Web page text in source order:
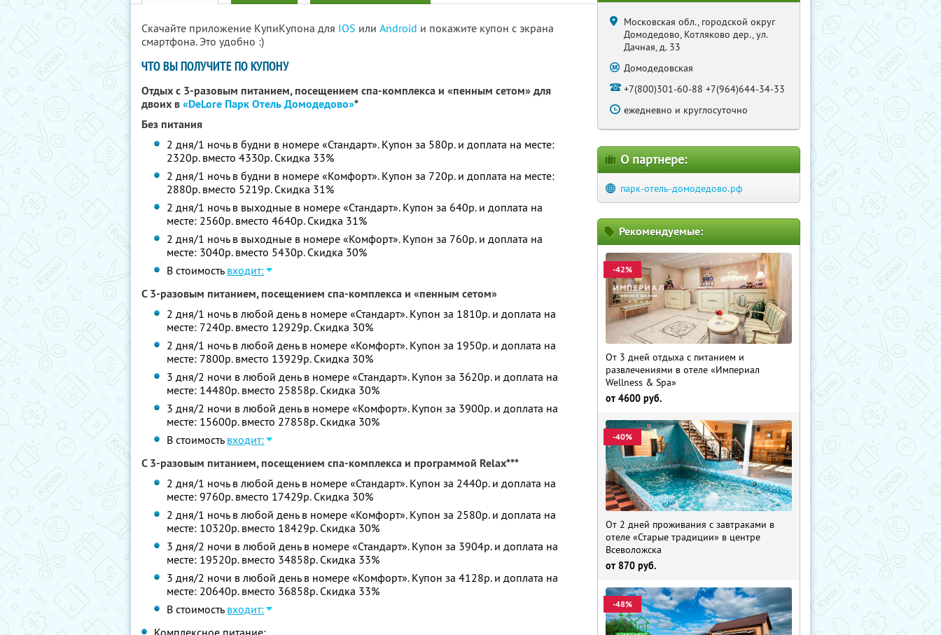
Скачайте приложение КупиКупона для IOS или Android и покажите купон с экрана
смартфона. Это удобно :)
ЧТО ВЫ ПОЛУЧИТЕ ПО КУПОНУ
Отдых с 3-разовым питанием, посещением спа-комплекса и «пенным сетом» для
двоих в«DeLore Парк Отель Домодедово»*
Без питания
2 дня/1 ночь в будни в номере «Стандарт». Купон за 580р. и доплата на месте:
2320р. вместо 4330р. Скидка 33%
2 дня/1 ночь в будни в номере «Комфорт». Купон за 720р. и доплата на месте:
2880р. вместо 5219р. Скидка 31%
2 дня/1 ночь в выходные в номере «Стандарт». Купон за 640р. и доплата на
месте: 2560р. вместо 4640р. Скидка 31%
2 дня/1 ночь в выходные в номере «Комфорт». Купон за 760р. и доплата на
месте: 3040р. вместо 5430р. Скидка 30%
В стоимость входит:
С 3-разовым питанием, посещением спа-комплекса и «пенным сетом»
2 дня/1 ночь в любой день в номере «Стандарт». Купон за 1810р. и доплата на
месте: 7240р. вместо 12929р. Скидка 30%
2 дня/1 ночь в любой день в номере «Комфорт». Купон за 1950р. и доплата на
месте: 7800р. вместо 13929р. Скидка 30%
3 дня/2 ночи в любой день в номере «Стандарт». Купон за 3620р. и доплата на
месте: 14480р. вместо 25858р. Скидка 30%
3 дня/2 ночи в любой день в номере «Комфорт». Купон за 3900р. и доплата на
месте: 15600р. вместо 27858р. Скидка 30%
В стоимость входит:
С 3-разовым питанием, посещением спа-комплекса и программой Relax***
2 дня/1 ночь в любой день в номере «Стандарт». Купон за 2440р. и доплата на
месте: 9760р. вместо 17429р. Скидка 30%
2 дня/1 ночь в любой день в номере «Комфорт». Купон за 2580р. и доплата на
месте: 10320р. вместо 18429р. Скидка 30%
3 дня/2 ночи в любой день в номере «Стандарт». Купон за 3904р. и доплата на
месте: 19520р. вместо 34858р. Скидка 33%
3 дня/2 ночи в любой день в номере «Комфорт». Купон за 4128р. и доплата на
месте: 20640р. вместо 36858р. Скидка 33%
В стоимость входит:
Комплексное питание:
Московская обл., городской округ
Домодедово, Котляково дер., ул.
Дачная, д. 33
Домодедовская
+7(800)301-60-88 +7(964)644-34-33
ежедневно и круглосуточно
О партнере:
парк-отель-домодедово.рф
Рекомендуемые:
-42%
От 3 дней отдыха с питанием и
развлечениями в отеле «Империал
Wellness & Spa»
от 4600 руб.
-40%
От 2 дней проживания с завтраками в
отеле «Старые традиции» в центре
Всеволожска
от 870 руб.
-48%